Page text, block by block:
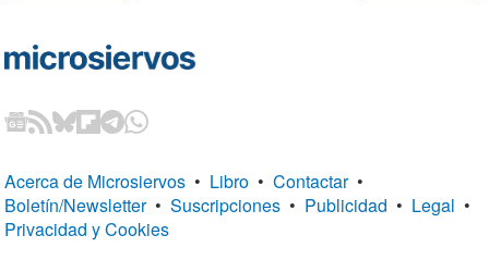
Acerca de Microsiervos • Libro • Contactar •
Boletín/Newsletter • Suscripciones • Publicidad • Legal •
Privacidad y Cookies